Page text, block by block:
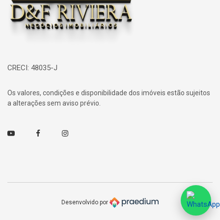
CRECI: 48035-J
Os valores, condições e disponibilidade dos imóveis estão sujeitos
a alterações sem aviso prévio.
Youtube FacebookInstagram
Desenvolvido por